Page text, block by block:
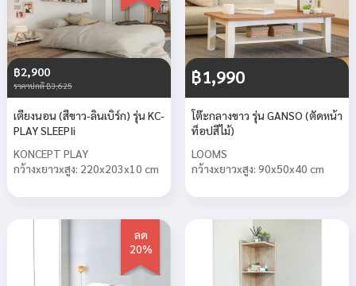
฿2,900
ราคาปกติ ฿3,625
เตียงนอน (สีขาว-ลินเบิร์ก) รุ่น KC-
PLAY SLEEPIi
KONCEPT PLAY
กว้างxยาวxสูง: 220x203x10 cm
฿1,990
โต๊ะกลางขาว รุ่น GANSO (ตัดหน้า
ท็อปสีไม้)
LOOMS
กว้างxยาวxสูง: 90x50x40 cm
ลด
20%